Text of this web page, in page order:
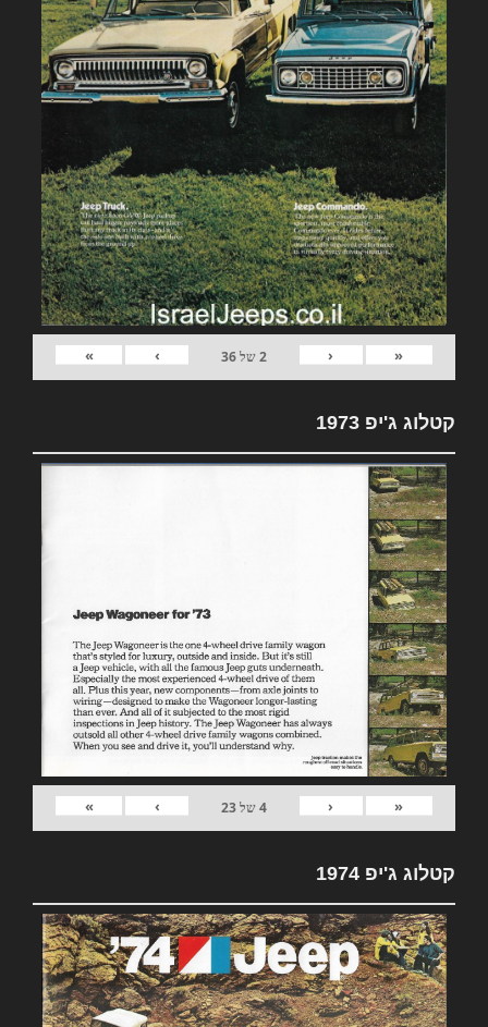
«
‹
2של36
›
»
קטלוג ג'יפ 1973
«
‹
4של23
›
»
קטלוג ג'יפ 1974